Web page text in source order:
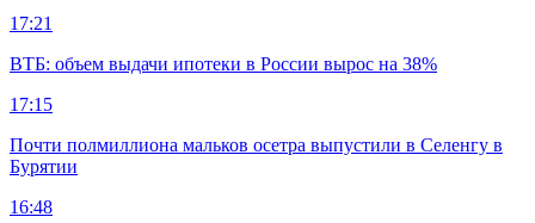
17:21
ВТБ: объем выдачи ипотеки в России вырос на 38%
17:15
Почти полмиллиона мальков осетра выпустили в Селенгу в
Бурятии
16:48